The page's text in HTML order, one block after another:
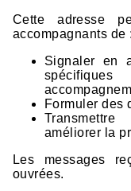
Cette adresse
accompagnants de :
Signaler en
Formuler des
améliorer la
Les messages
ouvrées.